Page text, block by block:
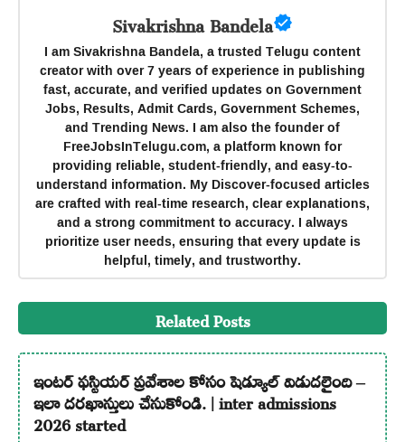
Sivakrishna Bandela
I am Sivakrishna Bandela, a trusted Telugu content
creator with over 7 years of experience in publishing
fast, accurate, and verified updates on Government
Jobs, Results, Admit Cards, Government Schemes,
and Trending News. I am also the founder of
FreeJobsInTelugu.com, a platform known for
providing reliable, student-friendly, and easy-to-
understand information. My Discover-focused articles
are crafted with real-time research, clear explanations,
and a strong commitment to accuracy. I always
prioritize user needs, ensuring that every update is
helpful, timely, and trustworthy.
Related Posts
ఇంటర్ ఫస్టియర్ ప్రవేశాల కోసం షెడ్యూల్ విడుదలైంది –
ఇలా దరఖాస్తులు చేసుకోండి. | inter admissions
2026 started